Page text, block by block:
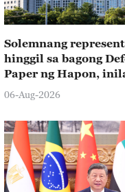
Solemnang
hinggil sa bagong
Paper ng Hapon,
Tsina
06-Aug-2026